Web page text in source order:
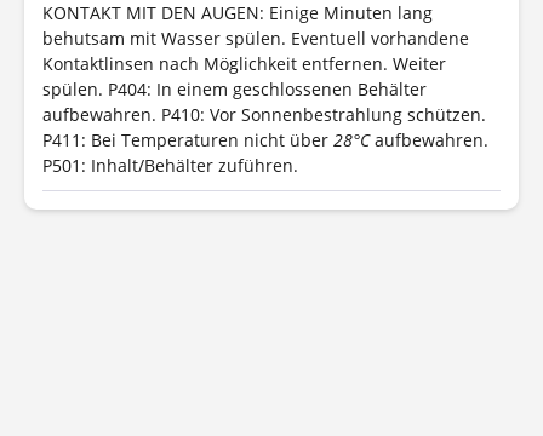
KONTAKT MIT DEN AUGEN: Einige Minuten lang
behutsam mit Wasser spülen. Eventuell vorhandene
Kontaktlinsen nach Möglichkeit entfernen. Weiter
spülen. P404: In einem geschlossenen Behälter
aufbewahren. P410: Vor Sonnenbestrahlung schützen.
P411: Bei Temperaturen nicht über 28°Caufbewahren.
P501: Inhalt/Behälter zuführen.